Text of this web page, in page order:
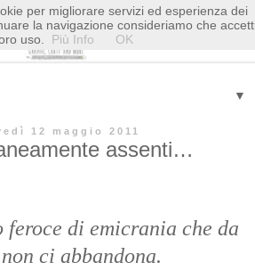
▼
12 maggio 2011
assenti…
di emicrania che da
ci abbandona.
per migliorare servizi ed esperienza dei
la navigazione consideriamo che
uso.
Più Info OK